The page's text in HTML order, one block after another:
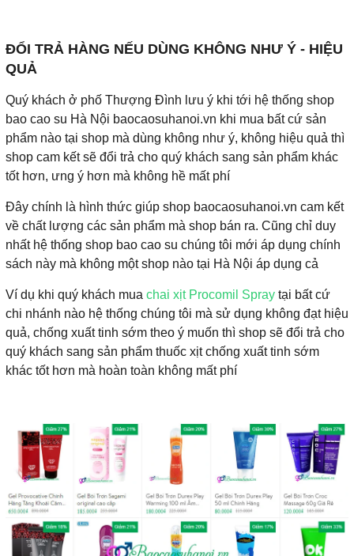
ĐỔI TRẢ HÀNG NẾU DÙNG KHÔNG NHƯ Ý - HIỆU
QUẢ
Quý khách ở phố Thượng Đình lưu ý khi tới hệ thống shop
bao cao su Hà Nội baocaosuhanoi.vn khi mua bất cứ sản
phẩm nào tại shop mà dùng không như ý, không hiệu quả thì
shop cam kết sẽ đổi trả cho quý khách sang sản phẩm khác
tốt hơn, ưng ý hơn mà không hề mất phí
Đây chính là hình thức giúp shop baocaosuhanoi.vn cam kết
về chất lượng các sản phẩm mà shop bán ra. Cũng chỉ duy
nhất hệ thống shop bao cao su chúng tôi mới áp dụng chính
sách này mà không một shop nào tại Hà Nội áp dụng cả
Ví dụ khi quý khách mua chai xịt Procomil Spray tại bất cứ
chi nhánh nào hệ thống chúng tôi mà sử dụng không đạt hiệu
quả, chống xuất tinh sớm theo ý muốn thì shop sẽ đổi trả cho
quý khách sang sản phẩm thuốc xịt chống xuất tinh sớm
khác tốt hơn mà hoàn toàn không mất phí